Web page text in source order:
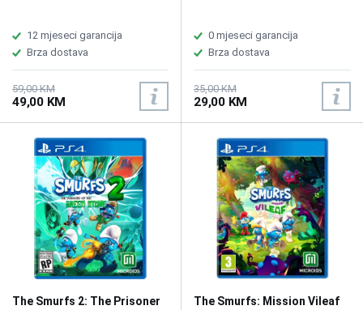
12 mjeseci garancija
Brza dostava
59,00 KM
49,00 KM
0 mjeseci garancija
Brza dostava
35,00 KM
29,00 KM
The Smurfs 2: The Prisoner
The Smurfs: Mission Vileaf